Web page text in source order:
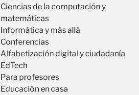
Ciencias de la computación y
matemáticas
Informática y más allá
Conferencias
Alfabetización digital y ciudadanía
EdTech
Para profesores
Educación en casa